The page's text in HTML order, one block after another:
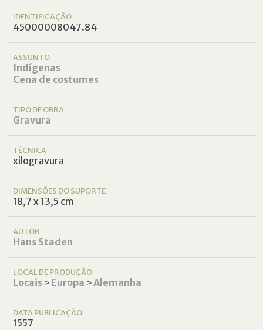
IDENTIFICAÇÃO
45000008047.84
ASSUNTO
Indígenas
Cena de costumes
TIPO DE OBRA
Gravura
TÉCNICA
xilogravura
DIMENSÕES DO SUPORTE
18,7 x 13,5 cm
AUTOR
Hans Staden
LOCAL DE PRODUÇÃO
Locais˃ Europa ˃Alemanha
DATA PUBLICAÇÃO
1557